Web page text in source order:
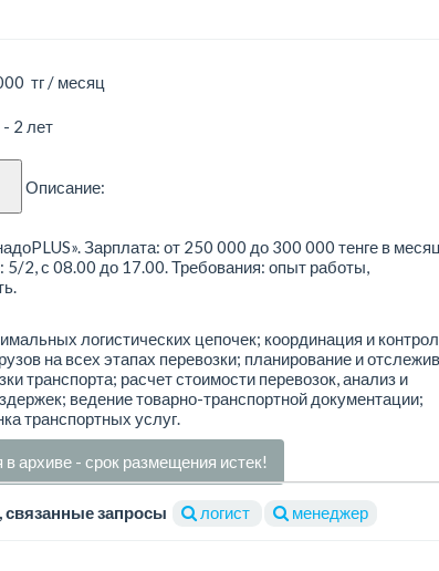
тг / месяц
2 лет
Описание:
Зарплата: от 250 000 до 300 000 тенге в
5/2, с 08.00 до 17.00. Требования: опыт работы,
логистических цепочек; координация и
на всех этапах перевозки; планирование и
транспорта; расчет стоимости перевозок, анализ и
ведение товарно-транспортной документации;
транспортных услуг.
в архиве - срок размещения истек!
связанные запросы логист менеджер